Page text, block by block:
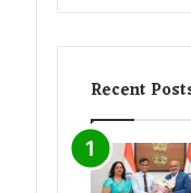
Recent